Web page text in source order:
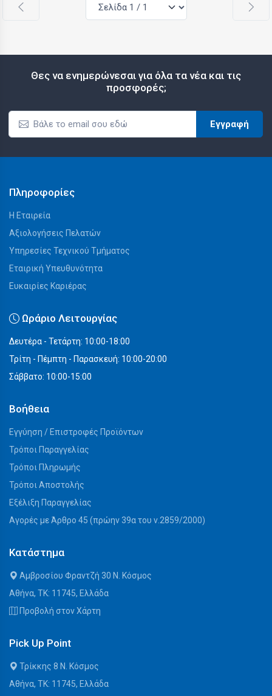
Θες να ενημερώνεσαι για όλα τα νέα και τις
προσφορές;
Εγγραφή
Πληροφορίες
Η Εταιρεία
Αξιολογήσεις Πελατών
Υπηρεσίες Τεχνικού Τμήματος
Εταιρική Υπευθυνότητα
Ευκαιρίες Καριέρας
Ωράριο Λειτουργίας
Δευτέρα - Τετάρτη: 10:00-18:00
Τρίτη - Πέμπτη - Παρασκευή: 10:00-20:00
Σάββατο: 10:00-15:00
Βοήθεια
Εγγύηση / Επιστροφές Προϊόντων
Τρόποι Παραγγελίας
Τρόποι Πληρωμής
Τρόποι Αποστολής
Εξέλιξη Παραγγελίας
Αγορές με Άρθρο 45 (πρώην 39α του ν.2859/2000)
Κατάστημα
Αμβροσίου Φραντζή 30 Ν. Κόσμος
Αθήνα, ΤΚ: 11745, Ελλάδα
Προβολή στον Χάρτη
Pick Up Point
Τρίκκης 8 Ν. Κόσμος
Αθήνα, ΤΚ: 11745, Ελλάδα